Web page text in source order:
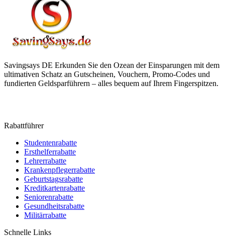
Savingsays DE Erkunden Sie den Ozean der Einsparungen mit dem
ultimativen Schatz an Gutscheinen, Vouchern, Promo-Codes und
fundierten Geldsparführern – alles bequem auf Ihrem Fingerspitzen.
Rabattführer
Studentenrabatte
Ersthelferrabatte
Lehrerrabatte
Krankenpflegerrabatte
Geburtstagsrabatte
Kreditkartenrabatte
Seniorenrabatte
Gesundheitsrabatte
Militärrabatte
Schnelle Links